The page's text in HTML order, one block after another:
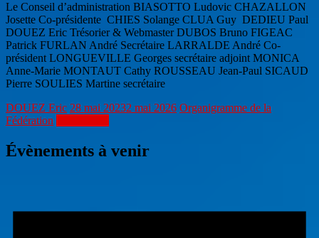
Le Conseil d’administration BIASOTTO Ludovic CHAZALLON
Josette Co-présidente CHIES Solange CLUA Guy DEDIEU Paul
DOUEZ Eric Trésorier & Webmaster DUBOS Bruno FIGEAC
Patrick FURLAN André Secrétaire LARRALDE André Co-
président LONGUEVILLE Georges secrétaire adjoint MONICA
Anne-Marie MONTAUT Cathy ROUSSEAU Jean-Paul SICAUD
Pierre SOULIES Martine secrétaire
DOUEZ Eric 28 mai 20232 mai 2026 Organigramme de la
Fédération
Évènements à venir